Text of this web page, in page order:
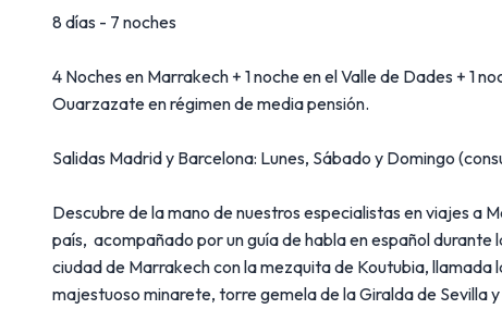
8 días - 7 noches
4 Noches en Marrakech + 1 noche en el Valle de Dades + 1
Ouarzazate en régimen de media pensión.
Salidas Madrid y Barcelona: Lunes, Sábado y Domingo
Descubre de la mano de nuestros especialistas en viajes a
país, acompañado por un guía de habla en español durante
ciudad de Marrakech con la mezquita de Koutubia, llamada
majestuoso minarete, torre gemela de la Giralda de Sevilla